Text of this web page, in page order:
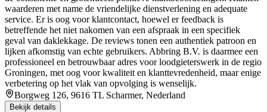
waarderen met name de vriendelijke dienstverlening en adequate
service. Er is oog voor klantcontact, hoewel er feedback is
betreffende het niet nakomen van een afspraak in een specifiek
geval van daklekkage. De reviews tonen een authentiek patroon en
lijken afkomstig van echte gebruikers. Abbring B.V. is daarmee een
professioneel en betrouwbaar adres voor loodgieterswerk in de regio
Groningen, met oog voor kwaliteit en klanttevredenheid, maar enige
verbetering op het vlak van opvolging is wenselijk.
Borgweg 126, 9616 TL Scharmer, Nederland
Bekijk details